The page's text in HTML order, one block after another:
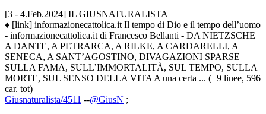
[3 - 4.Feb.2024] IL GIUSNATURALISTA
♦ [link] informazionecattolica.it Il tempo di Dio e il tempo dell’uomo
- informazionecattolica.it di Francesco Bellanti - DA NIETZSCHE
A DANTE, A PETRARCA, A RILKE, A CARDARELLI, A
SENECA, A SANT’AGOSTINO, DIVAGAZIONI SPARSE
SULLA FAMA, SULL’IMMORTALITÀ, SUL TEMPO, SULLA
MORTE, SUL SENSO DELLA VITA A una certa ... (+9 linee, 596
car. tot)
Giusnaturalista/4511 --@GiusN ;